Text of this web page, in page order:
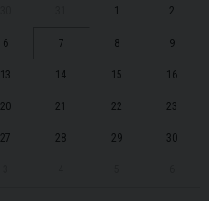
1 2
6 7 8 9
13 14 15 16
20 21 22 23
27 28 29 30